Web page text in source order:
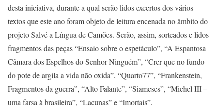
desta iniciativa, durante a qual serão lidos excertos dos vários
textos que este ano foram objeto de leitura encenada no âmbito do
projeto Salvé a Língua de Camões. Serão, assim, sorteados e lidos
fragmentos das peças “Ensaio sobre o espetáculo”, “A Espantosa
Câmara dos Espelhos do Senhor Ninguém”, “Crer que no fundo
do pote de argila a vida não oxida”, “Quarto77”, “Frankenstein,
Fragmentos da guerra”, “Alto Falante”, “Siameses”, “Michel III –
uma farsa à brasileira”, “Lacunas” e “Imortais”.